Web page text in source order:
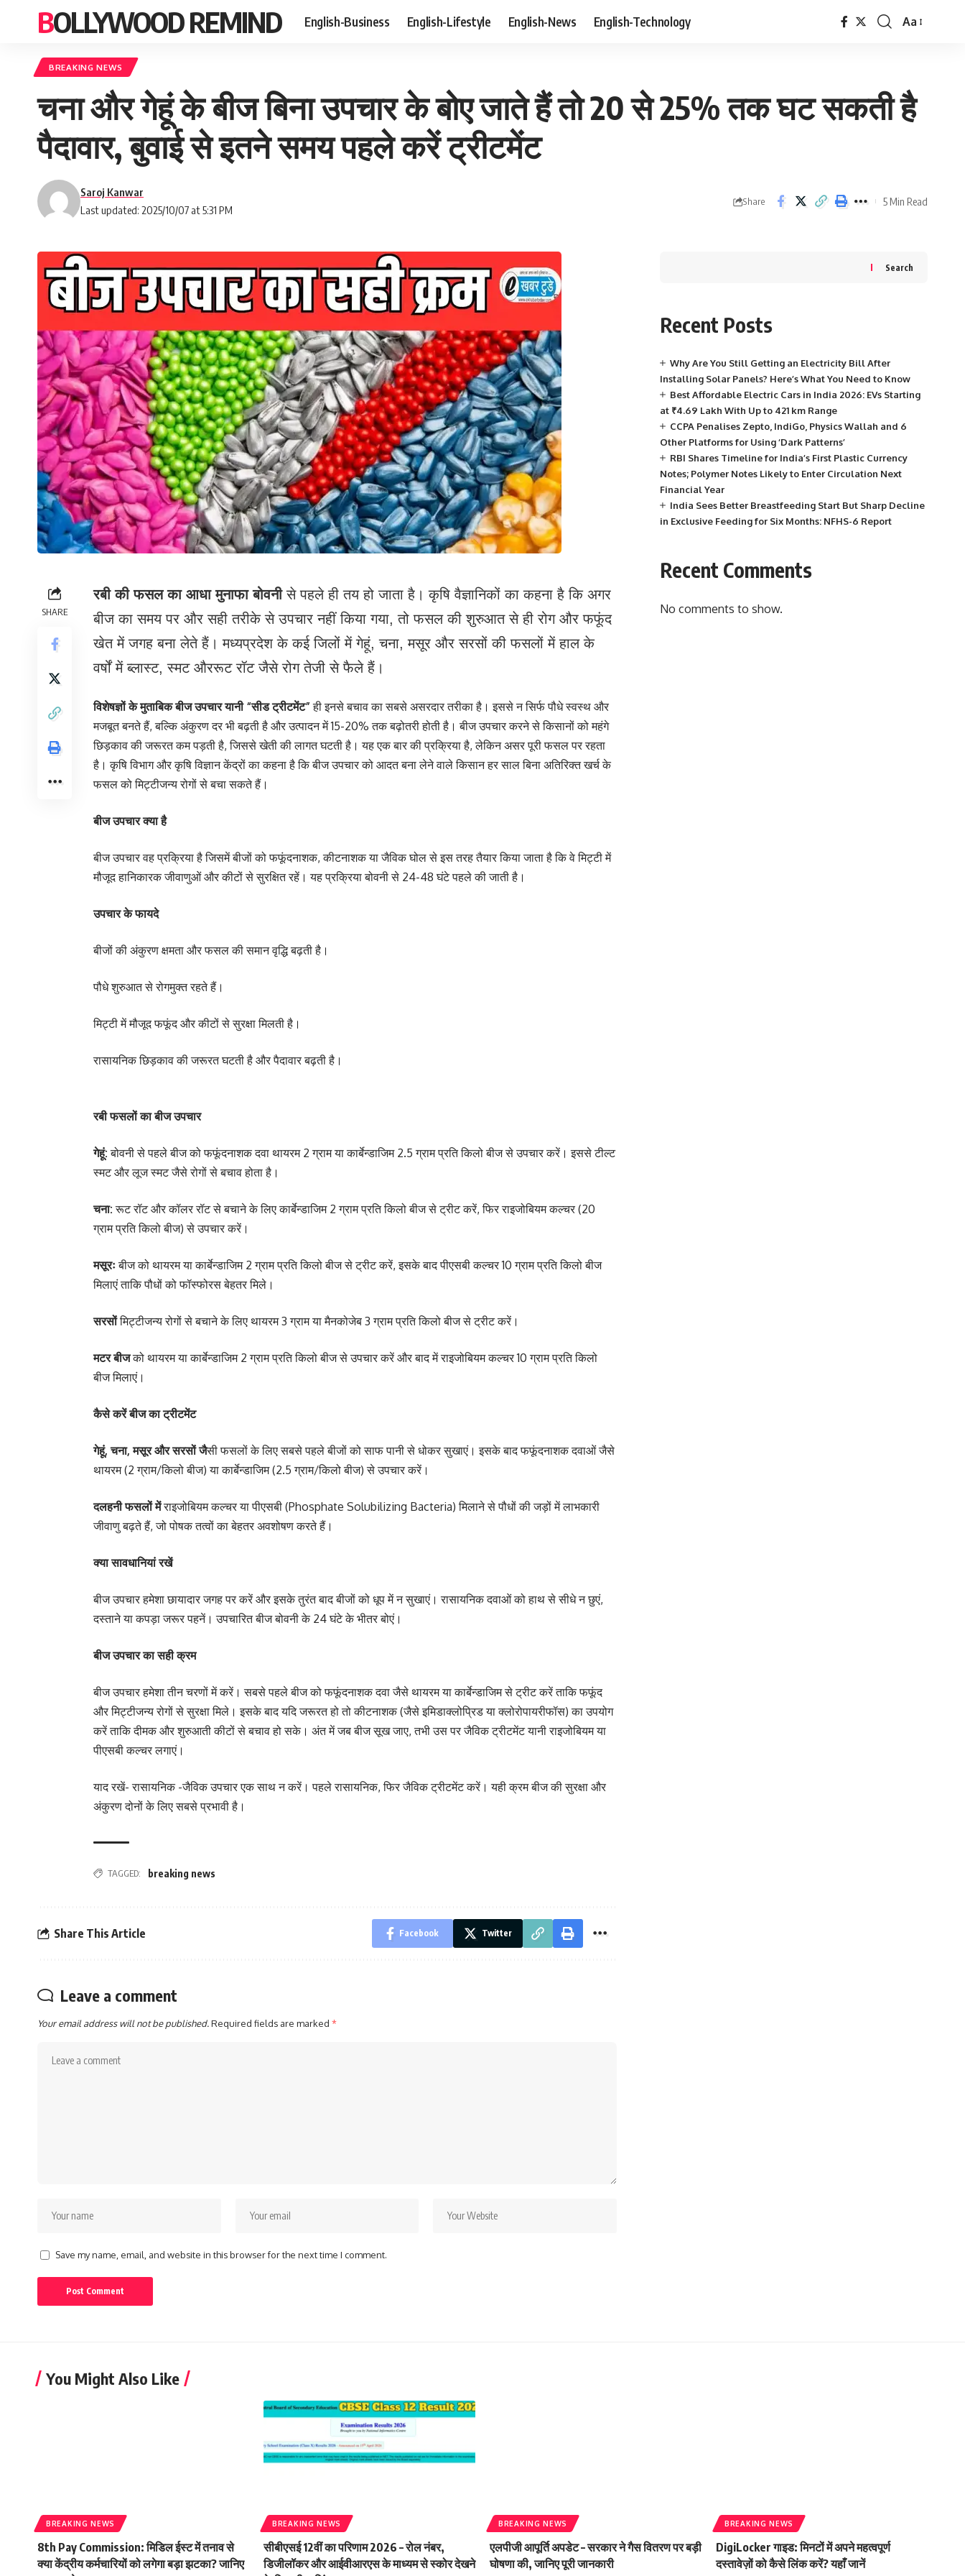
BOLLYWOOD REMIND English-Business English-Lifestyle English-News English-Technology
Font
Aa
BREAKING NEWS
चना और गेहूं के बीज बिना उपचार के बोए जाते हैं तो 20 से 25% तक घट सकती है
पैदावार, बुवाई से इतने समय पहले करें ट्रीटमेंट
Last updated: 2025/10/07 at 5:31 PM
Saroj Kanwar
Share 5 Min Read
SHARE
रबी की फसल का आधा मुनाफा बोवनीसे पहले ही तय हो जाता है। कृषि वैज्ञानिकों का कहना है कि अगर
बीज का समय पर और सही तरीके से उपचार नहीं किया गया, तो फसल की शुरुआत से ही रोग और फफूंद
खेत में जगह बना लेते हैं। मध्यप्रदेश के कई जिलों में गेहूं, चना, मसूर और सरसों की फसलों में हाल के
वर्षों में ब्लास्ट, स्मट औररूट रॉट जैसे रोग तेजी से फैले हैं।
विशेषज्ञों के मुताबिक बीज उपचार यानी “सीड ट्रीटमेंट” ही इनसे बचाव का सबसे असरदार तरीका है। इससे न सिर्फ पौधे स्वस्थ और
मजबूत बनते हैं, बल्कि अंकुरण दर भी बढ़ती है और उत्पादन में 15-20% तक बढ़ोतरी होती है। बीज उपचार करने से किसानों को महंगे
छिड़काव की जरूरत कम पड़ती है, जिससे खेती की लागत घटती है। यह एक बार की प्रक्रिया है, लेकिन असर पूरी फसल पर रहता
है। कृषि विभाग और कृषि विज्ञान केंद्रों का कहना है कि बीज उपचार को आदत बना लेने वाले किसान हर साल बिना अतिरिक्त खर्च के
फसल को मिट्टीजन्य रोगों से बचा सकते हैं।
बीज उपचार क्या है
बीज उपचार वह प्रक्रिया है जिसमें बीजों को फफूंदनाशक, कीटनाशक या जैविक घोल से इस तरह तैयार किया जाता है कि वे मिट्टी में
मौजूद हानिकारक जीवाणुओं और कीटों से सुरक्षित रहें। यह प्रक्रिया बोवनी से 24-48 घंटे पहले की जाती है।
उपचार के फायदे
बीजों की अंकुरण क्षमता और फसल की समान वृद्धि बढ़ती है।
पौधे शुरुआत से रोगमुक्त रहते हैं।
मिट्टी में मौजूद फफूंद और कीटों से सुरक्षा मिलती है।
रासायनिक छिड़काव की जरूरत घटती है और पैदावार बढ़ती है।
रबी फसलों का बीज उपचार
गेहूं: बोवनी से पहले बीज को फफूंदनाशक दवा थायरम 2 ग्राम या कार्बेन्डाजिम 2.5 ग्राम प्रति किलो बीज से उपचार करें। इससे टील्ट
स्मट और लूज स्मट जैसे रोगों से बचाव होता है।
चना:रूट रॉट और कॉलर रॉट से बचाने के लिए कार्बेन्डाजिम 2 ग्राम प्रति किलो बीज से ट्रीट करें, फिर राइजोबियम कल्चर (20
ग्राम प्रति किलो बीज) से उपचार करें।
मसूरःबीज को थायरम या कार्बेन्डाजिम 2 ग्राम प्रति किलो बीज से ट्रीट करें, इसके बाद पीएसबी कल्चर 10 ग्राम प्रति किलो बीज
मिलाएं ताकि पौधों को फॉस्फोरस बेहतर मिले।
सरसोंमिट्टीजन्य रोगों से बचाने के लिए थायरम 3 ग्राम या मैनकोजेब 3 ग्राम प्रति किलो बीज से ट्रीट करें।
मटर बीजको थायरम या कार्बेन्डाजिम 2 ग्राम प्रति किलो बीज से उपचार करें और बाद में राइजोबियम कल्चर 10 ग्राम प्रति किलो
बीज मिलाएं।
कैसे करें बीज का ट्रीटमेंट
गेहूं, चना, मसूर और सरसों जैसी फसलों के लिए सबसे पहले बीजों को साफ पानी से धोकर सुखाएं। इसके बाद फफूंदनाशक दवाओं जैसे
थायरम (2 ग्राम/किलो बीज) या कार्बेन्डाजिम (2.5 ग्राम/किलो बीज) से उपचार करें।
दलहनी फसलों मेंराइजोबियम कल्चर या पीएसबी (Phosphate Solubilizing Bacteria) मिलाने से पौधों की जड़ों में लाभकारी
जीवाणु बढ़ते हैं, जो पोषक तत्वों का बेहतर अवशोषण करते हैं।
क्या सावधानियां रखें
बीज उपचार हमेशा छायादार जगह पर करें और इसके तुरंत बाद बीजों को धूप में न सुखाएं। रासायनिक दवाओं को हाथ से सीधे न छुएं,
दस्ताने या कपड़ा जरूर पहनें। उपचारित बीज बोवनी के 24 घंटे के भीतर बोएं।
बीज उपचार का सही क्रम
बीज उपचार हमेशा तीन चरणों में करें। सबसे पहले बीज को फफूंदनाशक दवा जैसे थायरम या कार्बेन्डाजिम से ट्रीट करें ताकि फफूंद
और मिट्टीजन्य रोगों से सुरक्षा मिले। इसके बाद यदि जरूरत हो तो कीटनाशक (जैसे इमिडाक्लोप्रिड या क्लोरोपायरीफॉस) का उपयोग
करें ताकि दीमक और शुरुआती कीटों से बचाव हो सके। अंत में जब बीज सूख जाए, तभी उस पर जैविक ट्रीटमेंट यानी राइजोबियम या
पीएसबी कल्चर लगाएं।
याद रखें- रासायनिक -जैविक उपचार एक साथ न करें। पहले रासायनिक, फिर जैविक ट्रीटमेंट करें। यही क्रम बीज की सुरक्षा और
अंकुरण दोनों के लिए सबसे प्रभावी है।
TAGGED: breaking news
Share This Article Facebook Twitter
Leave a comment
Your email address will not be published.Required fields are marked *
Save my name, email, and website in this browser for the next time I comment.
Search
Recent Posts
Why Are You Still Getting an Electricity Bill After
Installing Solar Panels? Here’s What You Need to Know
Best Affordable Electric Cars in India 2026: EVs Starting
at ₹4.69 Lakh With Up to 421 km Range
CCPA Penalises Zepto, IndiGo, Physics Wallah and 6
Other Platforms for Using ‘Dark Patterns’
RBI Shares Timeline for India’s First Plastic Currency
Notes; Polymer Notes Likely to Enter Circulation Next
Financial Year
India Sees Better Breastfeeding Start But Sharp Decline
in Exclusive Feeding for Six Months: NFHS-6 Report
Recent Comments
No comments to show.
You Might Also Like
BREAKING NEWS
8th Pay Commission: मिडिल ईस्ट में तनाव से
क्या केंद्रीय कर्मचारियों को लगेगा बड़ा झटका? जानिए
BREAKING NEWS
सीबीएसई 12वीं का परिणाम 2026 – रोल नंबर,
डिजीलॉकर और आईवीआरएस के माध्यम से स्कोर देखने
BREAKING NEWS
एलपीजी आपूर्ति अपडेट – सरकार ने गैस वितरण पर बड़ी
घोषणा की, जानिए पूरी जानकारी
BREAKING NEWS
DigiLocker गाइड: मिनटों में अपने महत्वपूर्ण
दस्तावेज़ों को कैसे लिंक करें? यहाँ जानें